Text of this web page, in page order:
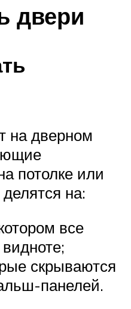
двери
на дверном
потолке или
на:
все
скрываются
панелей.